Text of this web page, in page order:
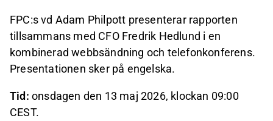
FPC:s vd Adam Philpott presenterar rapporten
tillsammans med CFO Fredrik Hedlund i en
kombinerad webbsändning och telefonkonferens.
Presentationen sker på engelska.
Tid: onsdagen den 13 maj 2026, klockan 09:00
CEST.